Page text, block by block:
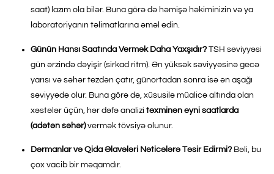
saat) lazım ola bilər. Buna görə də həmişə həkiminizin və ya
laboratoriyanın təlimatlarına əməl edin.
Günün Hansı Saatında Vermək Daha Yaxşıdır? TSH səviyyəsi
gün ərzində dəyişir (sirkad ritm). Ən yüksək səviyyəsinə gecə
yarısı və səhər tezdən çatır, günortadan sonra isə ən aşağı
səviyyədə olur. Buna görə də, xüsusilə müalicə altında olan
xəstələr üçün, hər dəfə analizi təxminən eyni saatlarda
(adətən səhər)vermək tövsiyə olunur.
Dərmanlar və Qida Əlavələri Nəticələrə Təsir Edirmi? Bəli, bu
çox vacib bir məqamdır.